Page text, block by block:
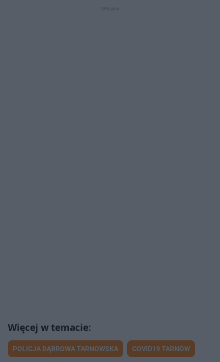
POLICJA DĄBROWA TARNOWSKA COVID19 TARNÓW